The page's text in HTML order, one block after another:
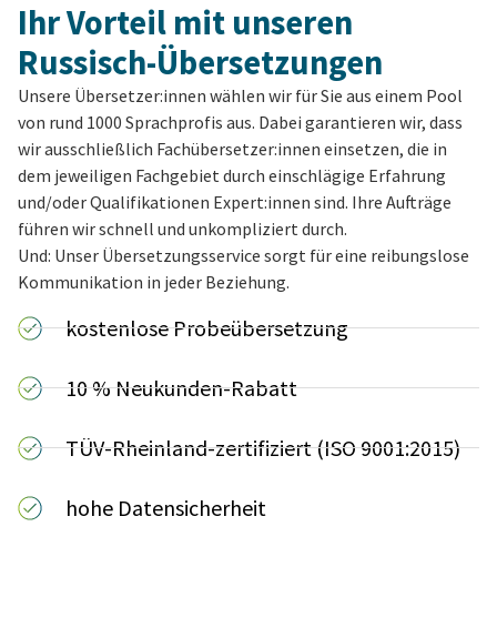
Ihr Vorteil mit unseren
Russisch-Übersetzungen
Unsere Übersetzer:innen wählen wir für Sie aus einem Pool
von rund 1000 Sprachprofis aus. Dabei garantieren wir, dass
wir ausschließlich Fachübersetzer:innen einsetzen, die in
dem jeweiligen Fachgebiet durch einschlägige Erfahrung
und/oder Qualifikationen Expert:innen sind. Ihre Aufträge
führen wir schnell und unkompliziert durch.
Und: Unser Übersetzungsservice sorgt für eine reibungslose
Kommunikation in jeder Beziehung.
kostenlose Probeübersetzung
10 % Neukunden-Rabatt
TÜV-Rheinland-zertifiziert (ISO 9001:2015)
hohe Datensicherheit